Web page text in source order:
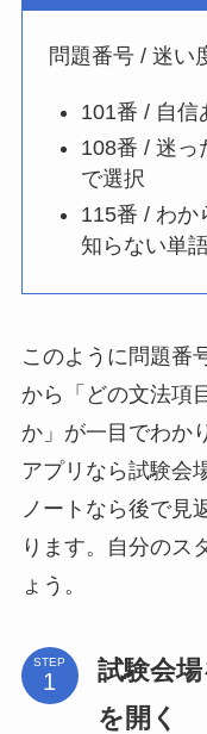
問題番号 / 迷い
101番 / 自信
108番 / 迷っ
で選択
115番 / わか
知らない単
このように問題番
から「どの文法項
か」が一目でわか
アプリなら試験会
ノートなら後で見
ります。自分のス
ょう。
STEP
試験会
を開く